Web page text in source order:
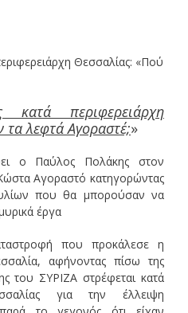
περιφερειάρχη
λεφτά Αγοραστέ;»
ο Παύλος Πολάκης στον
Αγοραστό κατηγορώντας
που θα μπορούσαν να
έργα
που προκάλεσε η
αφήνοντας πίσω της
του ΣΥΡΙΖΑ στρέφεται κατά
για την έλλειψη